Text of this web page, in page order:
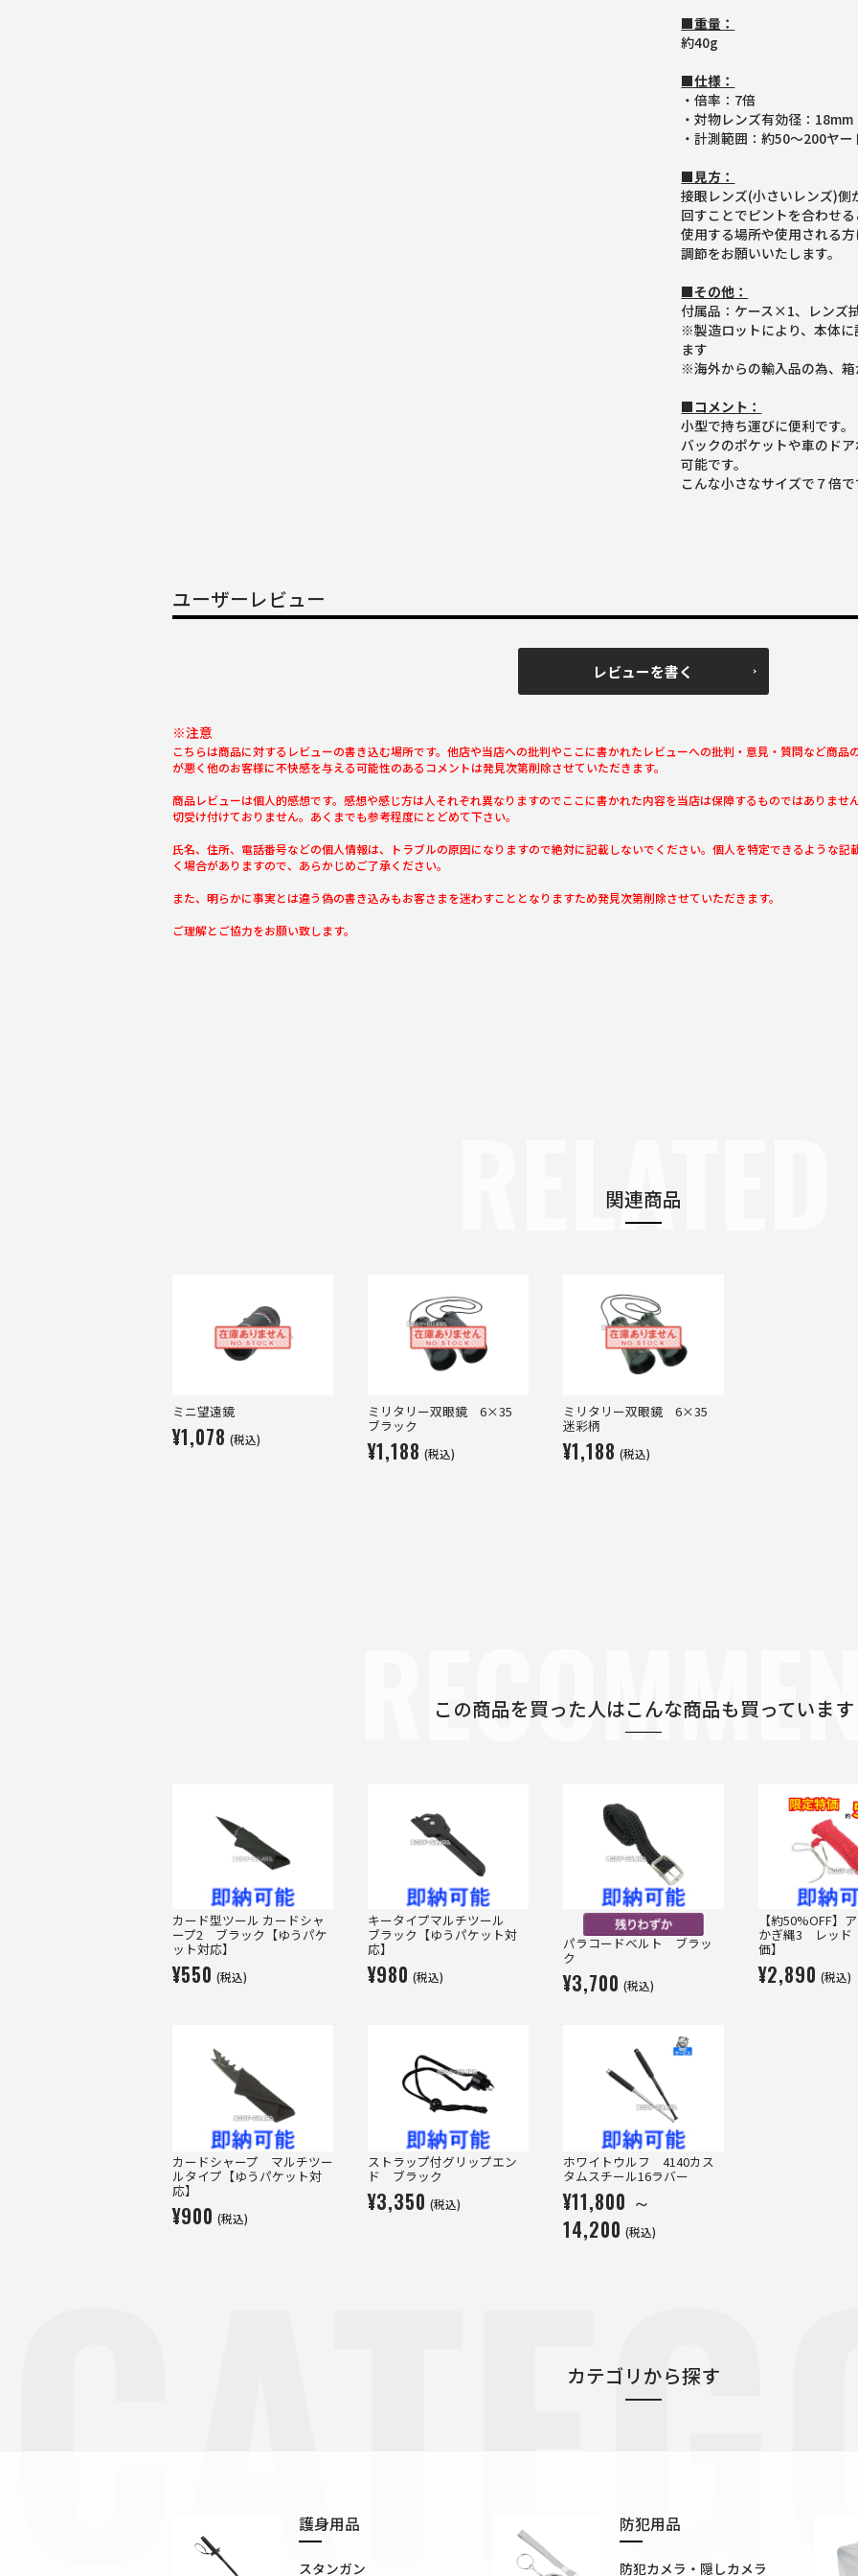
■重量：
約40g
■仕様：
・倍率：7倍
・対物レンズ有効径：18mm
・計測範囲：約50～200ヤ
■見方：
接眼レンズ(小さいレンズ)側
回すことでピントを合わせ
使用する場所や使用される
調節をお願いいたします。
■その他：
付属品：ケース×1、レン
※製造ロットにより、本体
ます
※海外からの輸入品の為、
■コメント：
小型で持ち運びに便利です。
バックのポケットや車のド
可能です。
こんな小さなサイズで７倍
ユーザーレビュー
レビューを書く
※注意
こちらは商品に対するレビューの書き込む場所です。他店や当店への批判やここに書かれたレビューへの批判・意見・質問など商
が悪く他のお客様に不快感を与える可能性のあるコメントは発見次第削除させていただきます。
商品レビューは個人的感想です。感想や感じ方は人それぞれ異なりますのでここに書かれた内容を当店は保障するものではありま
切受け付けておりません。あくまでも参考程度にとどめて下さい。
氏名、住所、電話番号などの個人情報は、トラブルの原因になりますので絶対に記載しないでください。個人を特定できるような
く場合がありますので、あらかじめご了承ください。
また、明らかに事実とは違う偽の書き込みもお客さまを迷わすこととなりますため発見次第削除させていただきます。
ご理解とご協力をお願い致します。
関連商品
RELATED
ミニ望遠鏡
¥1,078 (税込)
ミリタリー双眼鏡 6×35
ブラック
¥1,188 (税込)
ミリタリー双眼鏡 6×35
迷彩柄
¥1,188 (税込)
この商品を買った人はこんな商品も買っています
カード型ツール カードシャ
ープ2 ブラック【ゆうパケ
ット対応】
¥550 (税込)
キータイプマルチツール
ブラック【ゆうパケット対
応】
¥980 (税込)
パラコードベルト ブラッ
ク
¥3,700 (税込)
【約50%OFF
かぎ縄3 レッド
価】
¥2,890 (税込)
カードシャープ マルチツー
ルタイプ【ゆうパケット対
応】
¥900 (税込)
ストラップ付グリップエン
ド ブラック
¥3,350 (税込)
ホワイトウルフ 4140カス
タムスチール16ラバー
¥11,800 ～
14,200 (税込)
カテゴリから探す
護身用品
スタンガン
防犯用品
防犯カメラ・隠しカメラ